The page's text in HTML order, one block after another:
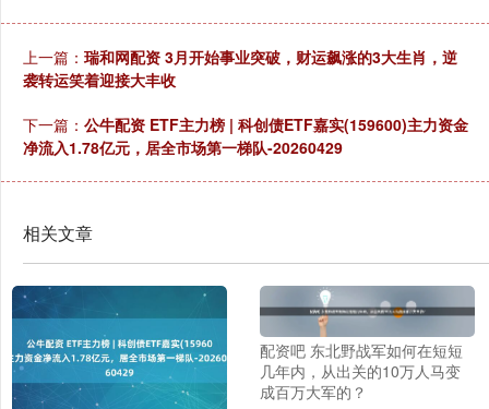
上一篇： 瑞和网配资 3月开始事业突破，财运飙涨的3大生肖，逆
袭转运笑着迎接大丰收
下一篇： 公牛配资 ETF主力榜 | 科创债ETF嘉实(159600)主力资金
净流入1.78亿元，居全市场第一梯队-20260429
相关文章
配资吧 东北野战军如何在短短
几年内，从出关的10万人马变
成百万大军的？